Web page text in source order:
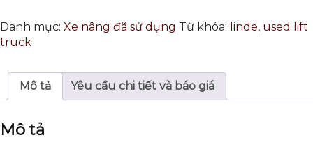
số
lượng
Danh mục: Xe nâng đã sử dụng Từ khóa: linde, used lift
truck
Mô tả Yêu cầu chi tiết và báo giá
Mô tả